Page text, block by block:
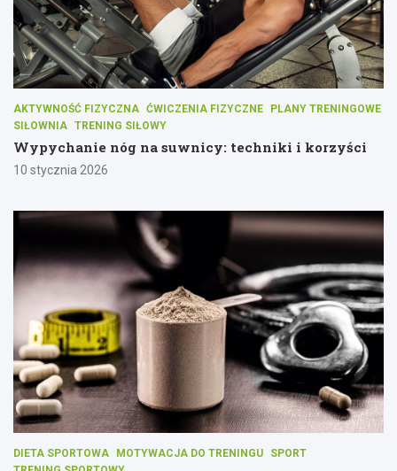
AKTYWNOŚĆ FIZYCZNA ĆWICZENIA FIZYCZNE
PLANY TRENINGOWE
SIŁOWNIA TRENING SIŁOWY
Wypychanie nóg na suwnicy: techniki i korzyści
10 stycznia 2026
DIETA SPORTOWA MOTYWACJA DO TRENINGU
SPORT